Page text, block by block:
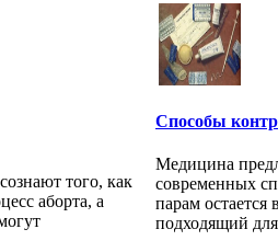
того, как
аборта, а
Способы
Медицина
современных
парам остается
подходящий